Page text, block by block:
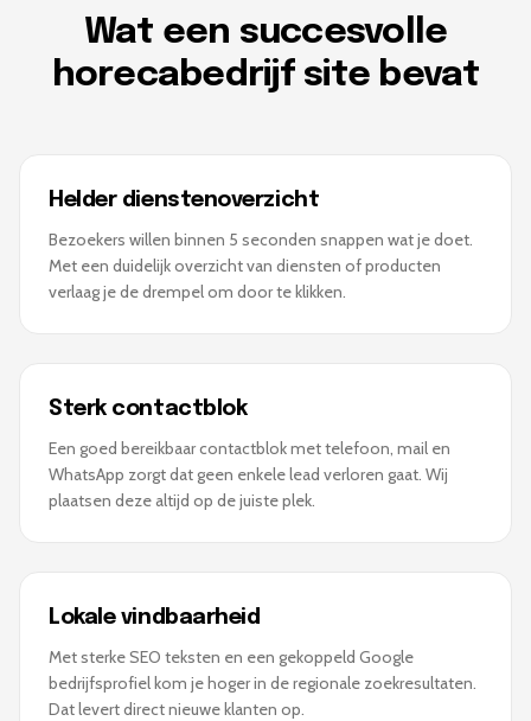
Wat een succesvolle
horecabedrijf site bevat
Helder dienstenoverzicht
Bezoekers willen binnen 5 seconden snappen wat je doet.
Met een duidelijk overzicht van diensten of producten
verlaag je de drempel om door te klikken.
Sterk contactblok
Een goed bereikbaar contactblok met telefoon, mail en
WhatsApp zorgt dat geen enkele lead verloren gaat. Wij
plaatsen deze altijd op de juiste plek.
Lokale vindbaarheid
Met sterke SEO teksten en een gekoppeld Google
bedrijfsprofiel kom je hoger in de regionale zoekresultaten.
Dat levert direct nieuwe klanten op.